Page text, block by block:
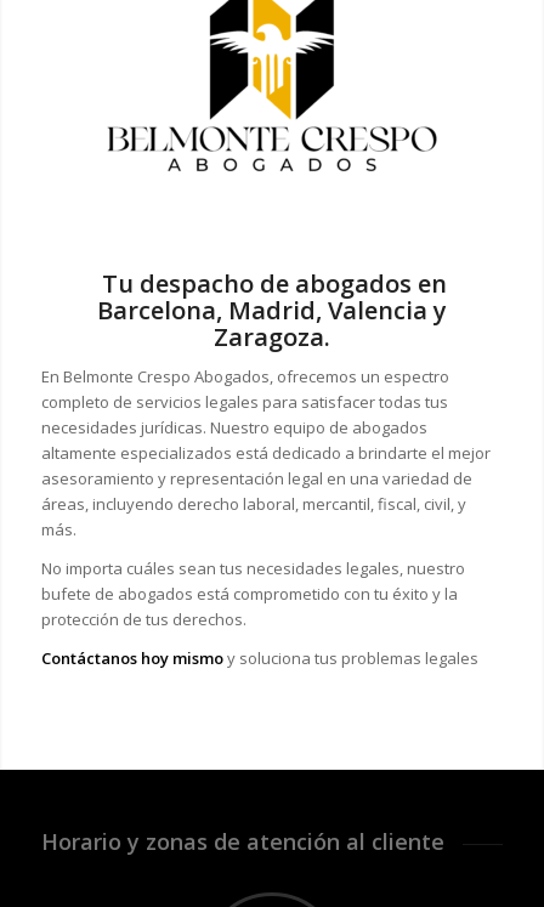
Tu despacho de abogados en
Barcelona, Madrid, Valencia y
Zaragoza.
En Belmonte Crespo Abogados, ofrecemos un espectro
completo de servicios legales para satisfacer todas tus
necesidades jurídicas. Nuestro equipo de abogados
altamente especializados está dedicado a brindarte el mejor
asesoramiento y representación legal en una variedad de
áreas, incluyendo derecho laboral, mercantil, fiscal, civil, y
más.
No importa cuáles sean tus necesidades legales, nuestro
bufete de abogados está comprometido con tu éxito y la
protección de tus derechos.
Contáctanos hoy mismoy soluciona tus problemas legales
Horario y zonas de atención al cliente